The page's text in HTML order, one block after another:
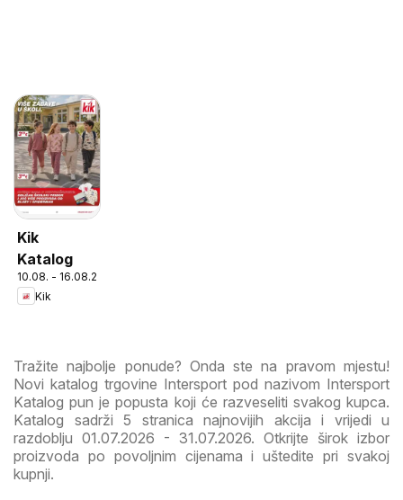
Kik
Katalog
10.08. - 16.08.2026
Kik
Tražite najbolje ponude? Onda ste na pravom mjestu!
Novi katalog trgovine Intersport pod nazivom Intersport
Katalog pun je popusta koji će razveseliti svakog kupca.
Katalog sadrži 5 stranica najnovijih akcija i vrijedi u
razdoblju 01.07.2026 - 31.07.2026. Otkrijte širok izbor
proizvoda po povoljnim cijenama i uštedite pri svakoj
kupnji.